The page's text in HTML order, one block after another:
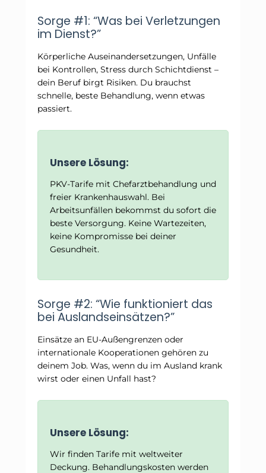
Sorge #1: “Was bei Verletzungen
im Dienst?”
Körperliche Auseinandersetzungen, Unfälle
bei Kontrollen, Stress durch Schichtdienst –
dein Beruf birgt Risiken. Du brauchst
schnelle, beste Behandlung, wenn etwas
passiert.
Unsere Lösung:
PKV-Tarife mit Chefarztbehandlung und
freier Krankenhauswahl. Bei
Arbeitsunfällen bekommst du sofort die
beste Versorgung. Keine Wartezeiten,
keine Kompromisse bei deiner
Gesundheit.
Sorge #2: “Wie funktioniert das
bei Auslandseinsätzen?”
Einsätze an EU-Außengrenzen oder
internationale Kooperationen gehören zu
deinem Job. Was, wenn du im Ausland krank
wirst oder einen Unfall hast?
Unsere Lösung:
Wir finden Tarife mit weltweiter
Deckung. Behandlungskosten werden